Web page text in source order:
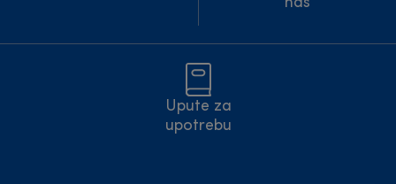
nas
Upute za
upotrebu